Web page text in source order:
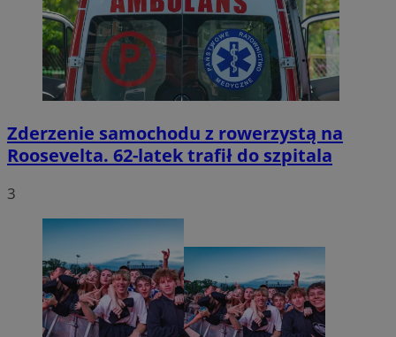
Zderzenie samochodu z rowerzystą na
Roosevelta. 62-latek trafił do szpitala
3